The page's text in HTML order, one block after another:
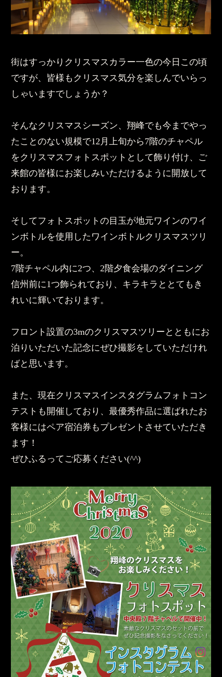
街はすっかりクリスマスカラー一色の今日この頃
ですが、皆様もクリスマス気分を楽しんでいらっ
しゃいますでしょうか？
そんなクリスマスシーズン、翔峰でも今までやっ
たことのない規模で12月上旬から7階のチャペル
をクリスマスフォトスポットとして飾り付け、ご
来館の皆様にお楽しみいただけるように開放して
おります。
そしてフォトスポットの目玉が地元ワインのワイ
ンボトルを使用したワインボトルクリスマスツリ
ー。
7階チャペル内に2つ、2階夕食会場のダイニング
信州前に1つ飾られており、キラキラととてもき
れいに輝いております。
フロント設置の3mのクリスマスツリーとともにお
泊りいただいた記念にぜひ撮影をしていただけれ
ばと思います。
また、現在クリスマスインスタグラムフォトコン
テストも開催しており、最優秀作品に選ばれたお
客様にはペア宿泊券もプレゼントさせていただき
ます！
ぜひふるってご応募ください(^^)